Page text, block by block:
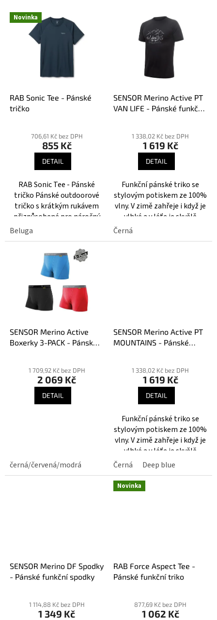
V Novinka
RAB Sonic Tee - Pánské
tričko
706,61 Kč bez DPH
855 Kč
DETAIL
RAB Sonic Tee - Pánské
tričko Pánské outdoorové
tričko s krátkým rukávem
přizpůsobené pro náročný
pohyb v horách.
Beluga
SENSOR Merino Active PT
VAN LIFE - Pánské funkční
1 338,02 Kč bez DPH
1 619 Kč
DETAIL
Funkční pánské triko se
stylovým potiskem ze 100%
vlny. V zimě zahřeje i když je
vlhké a v léťe je skvělě
prodyšné a přirozeně
Černá
SENSOR Merino Active
Boxerky 3-PACK - Pánské
1 709,92 Kč bez DPH
2 069 Kč
DETAIL
černá/červená/modrá
SENSOR Merino Active PT
MOUNTAINS - Pánské
hodnocení
produktu
hvězdiček.
1 338,02 Kč bez DPH
1 619 Kč
DETAIL
Funkční pánské triko se
stylovým potiskem ze 100%
vlny. V zimě zahřeje i když je
vlhké a v léťe je skvělě
prodyšné a přirozeně
antibakteriální.
Černá Deep blue
SENSOR Merino DF Spodky
- Pánské funkční spodky
1 114,88 Kč bez DPH
1 349 Kč
Novinka
RAB Force Aspect Tee -
Pánské funkční triko
877,69 Kč bez DPH
1 062 Kč